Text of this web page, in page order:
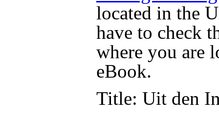
located in the
have to check
where you are
eBook.
Title: Uit den